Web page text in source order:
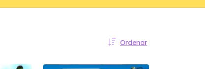
Ordenar